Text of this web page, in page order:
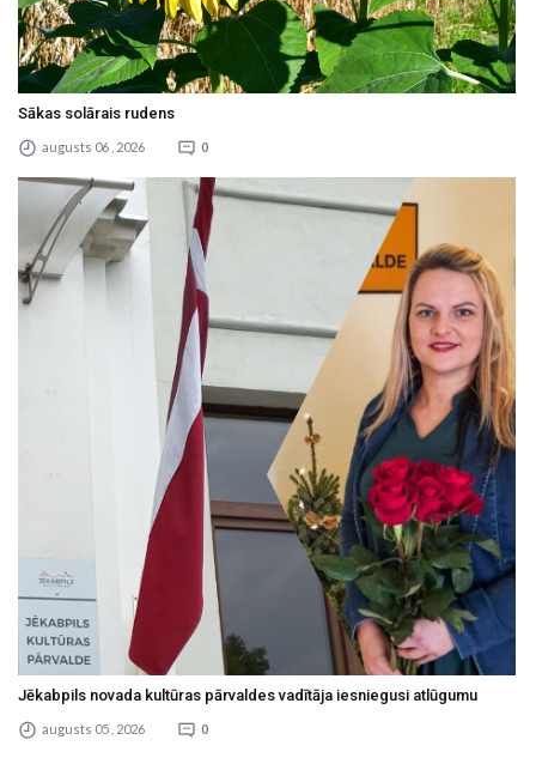
Sākas solārais rudens
augusts 06 , 2026 0
Jēkabpils novada kultūras pārvaldes vadītāja iesniegusi atlūgumu
augusts 05 , 2026 0